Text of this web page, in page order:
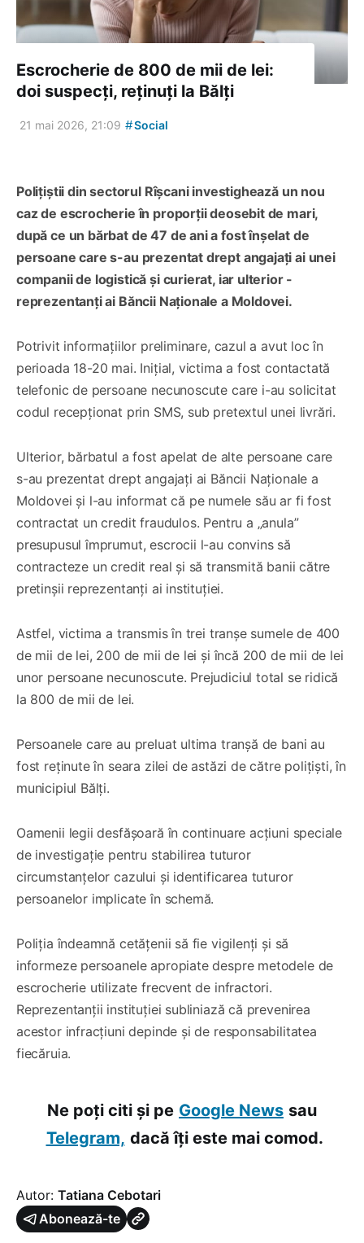
Escrocherie de 800 de mii de lei:
doi suspecți, reținuți la Bălți
21 mai 2026, 21:09 #Social
Polițiștii din sectorul Rîșcani investighează un nou
caz de escrocherie în proporții deosebit de mari,
după ce un bărbat de 47 de ani a fost înșelat de
persoane care s-au prezentat drept angajați ai unei
companii de logistică și curierat, iar ulterior -
reprezentanți ai Băncii Naționale a Moldovei.
Potrivit informațiilor preliminare, cazul a avut loc în
perioada 18-20 mai. Inițial, victima a fost contactată
telefonic de persoane necunoscute care i-au solicitat
codul recepționat prin SMS, sub pretextul unei livrări.
Ulterior, bărbatul a fost apelat de alte persoane care
s-au prezentat drept angajați ai Băncii Naționale a
Moldovei și l-au informat că pe numele său ar fi fost
contractat un credit fraudulos. Pentru a „anula”
presupusul împrumut, escrocii l-au convins să
contracteze un credit real și să transmită banii către
pretinșii reprezentanți ai instituției.
Astfel, victima a transmis în trei tranșe sumele de 400
de mii de lei, 200 de mii de lei și încă 200 de mii de lei
unor persoane necunoscute. Prejudiciul total se ridică
la 800 de mii de lei.
Persoanele care au preluat ultima tranșă de bani au
fost reținute în seara zilei de astăzi de către polițiști, în
municipiul Bălți.
Oamenii legii desfășoară în continuare acțiuni speciale
de investigație pentru stabilirea tuturor
circumstanțelor cazului și identificarea tuturor
persoanelor implicate în schemă.
Poliția îndeamnă cetățenii să fie vigilenți și să
informeze persoanele apropiate despre metodele de
escrocherie utilizate frecvent de infractori.
Reprezentanții instituției subliniază că prevenirea
acestor infracțiuni depinde și de responsabilitatea
fiecăruia.
Ne poți citi și pe Google News sau
Telegram, dacă îți este mai comod.
Autor: Tatiana Cebotari
Abonează-te